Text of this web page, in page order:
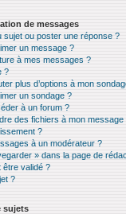
de messages
sujet ou poster une réponse ?
un message ?
à mes messages ?
?
plus d’options à mon
un sondage ?
à un forum ?
des fichiers à mon message
?
à un modérateur ?
» dans la page de
être validé ?
?
sujets